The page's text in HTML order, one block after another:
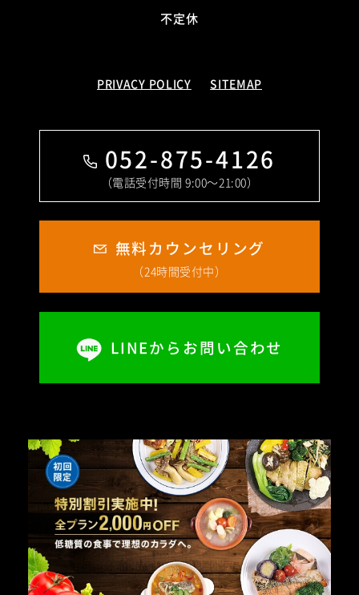
不定休
PRIVACY POLICY SITEMAP
052-875-4126
（電話受付時間 9:00〜21:00）
無料カウンセリング
（24時間受付中）
LINEからお問い合わせ